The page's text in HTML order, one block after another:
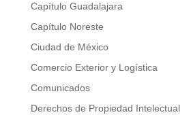
Capítulo Guadalajara
Capítulo Noreste
Ciudad de México
Comercio Exterior y Logística
Comunicados
Derechos de Propiedad Intelectual